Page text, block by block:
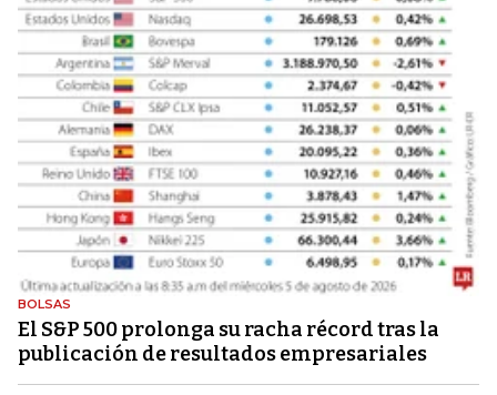
BOLSAS
El S&P 500 prolonga su racha récord tras la
publicación de resultados empresariales